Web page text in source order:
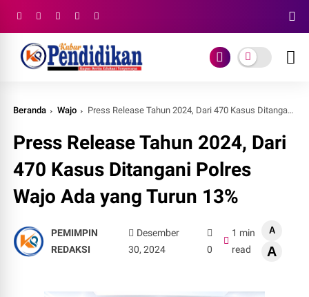
Beranda Wajo Press Release Tahun 2024, Dari 470 Kasus Ditangani Polres Wajo Ada yang Turun 13%
Press Release Tahun 2024, Dari
470 Kasus Ditangani Polres
Wajo Ada yang Turun 13%
PEMIMPIN
REDAKSI
Desember
30, 2024
0
1 min
read
A
A